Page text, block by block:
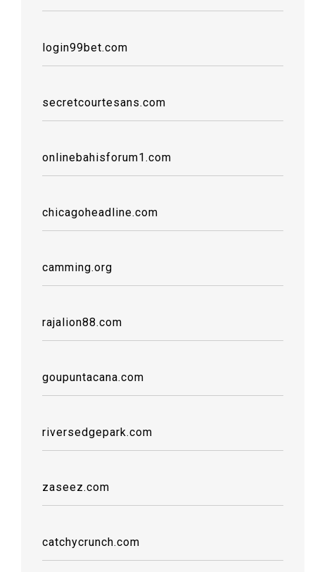
login99bet.com
secretcourtesans.com
onlinebahisforum1.com
chicagoheadline.com
camming.org
rajalion88.com
goupuntacana.com
riversedgepark.com
zaseez.com
catchycrunch.com